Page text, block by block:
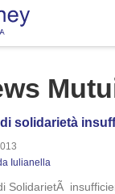
solidarietà
Iulianella
SolidarietÃ